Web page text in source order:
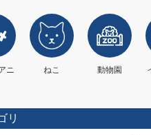
ニ
ねこ 動物園
リ